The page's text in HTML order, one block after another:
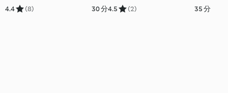
4.4 (8) 30 分4.5 (2) 35 分